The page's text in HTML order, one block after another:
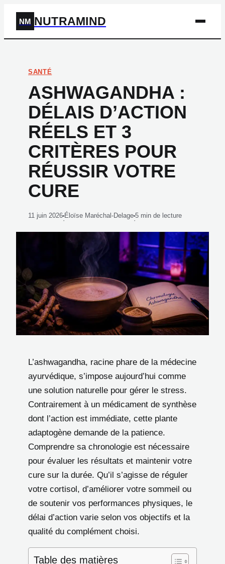
NM NUTRAMIND
SANTÉ
ASHWAGANDHA :
DÉLAIS D’ACTION
RÉELS ET 3
CRITÈRES POUR
RÉUSSIR VOTRE
CURE
11 juin 2026
·
Éloïse Maréchal-Delage
·
5 min de lecture
L’ashwagandha, racine phare de la médecine
ayurvédique, s’impose aujourd’hui comme
une solution naturelle pour gérer le stress.
Contrairement à un médicament de synthèse
dont l’action est immédiate, cette plante
adaptogène demande de la patience.
Comprendre sa chronologie est nécessaire
pour évaluer les résultats et maintenir votre
cure sur la durée. Qu’il s’agisse de réguler
votre cortisol, d’améliorer votre sommeil ou
de soutenir vos performances physiques, le
délai d’action varie selon vos objectifs et la
qualité du complément choisi.
Table des matières